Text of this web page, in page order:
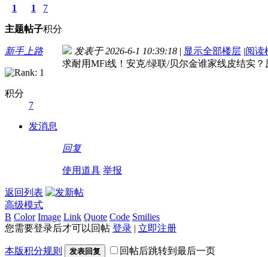
1
主题
1
帖子
7
积分
新手上路
积分
7
发消息
发表于 2026-6-1 10:39:18 | 显示全部楼层 |阅读
求耐用MFi线！安克/绿联/贝尔金谁家线皮结实
回复
使用道具 举报
返回列表
高级模式
B Color Image Link Quote Code Smilies
您需要登录后才可以回帖 登录 | 立即注册
本版积分规则 发表回复 回帖后跳转到最后一页